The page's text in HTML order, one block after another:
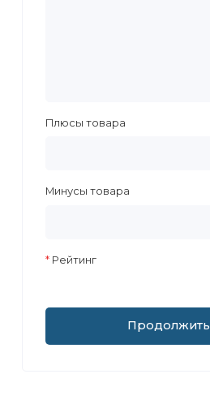
Плюсы товара
Минусы товара
Рейтинг
Продолжить